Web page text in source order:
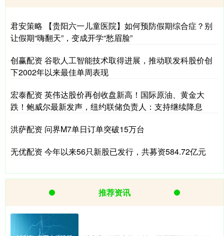
君安策略 【贵阳六一儿童医院】如何预防假期综合症？别
让假期“嗨翻天”，变成开学“愁眉脸”
创赢配资 谷歌人工智能技术取得进展，推动联发科股价创
下2002年以来最佳单周表现
宏泰配资 英伟达股价再创收盘新高！国际原油、黄金大
跌！鲍威尔最新发声，纽约联储负责人：支持继续降息
洪萨配资 问界M7单日订单突破15万台
无优配资 今年以来56只新股已发行，共募资584.72亿元
推荐资讯